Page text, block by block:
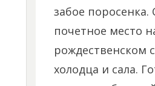
забое
почетное место
рождественском
холодца и сала.